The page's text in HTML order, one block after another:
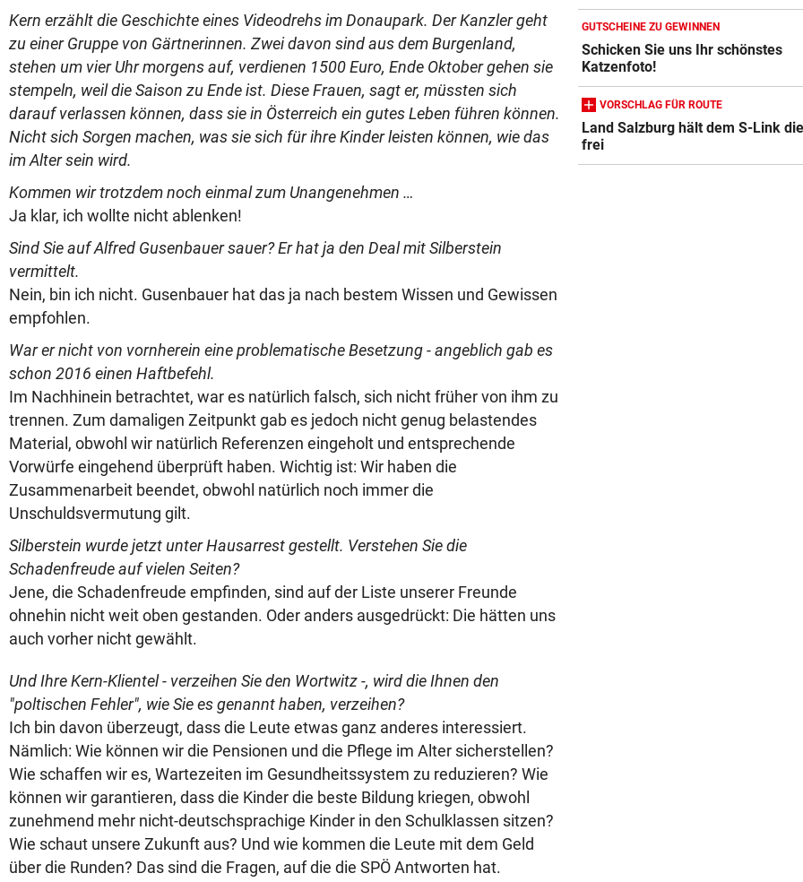
Kern erzählt die Geschichte eines Videodrehs im Donaupark. Der Kanzler geht
zu einer Gruppe von Gärtnerinnen. Zwei davon sind aus dem Burgenland,
stehen um vier Uhr morgens auf, verdienen 1500 Euro, Ende Oktober gehen sie
stempeln, weil die Saison zu Ende ist. Diese Frauen, sagt er, müssten sich
darauf verlassen können, dass sie in Österreich ein gutes Leben führen können.
Nicht sich Sorgen machen, was sie sich für ihre Kinder leisten können, wie das
im Alter sein wird.
Kommen wir trotzdem noch einmal zum Unangenehmen …
Ja klar, ich wollte nicht ablenken!
Sind Sie auf Alfred Gusenbauer sauer? Er hat ja den Deal mit Silberstein
vermittelt.
Nein, bin ich nicht. Gusenbauer hat das ja nach bestem Wissen und Gewissen
empfohlen.
War er nicht von vornherein eine problematische Besetzung - angeblich gab es
schon 2016 einen Haftbefehl.
Im Nachhinein betrachtet, war es natürlich falsch, sich nicht früher von ihm zu
trennen. Zum damaligen Zeitpunkt gab es jedoch nicht genug belastendes
Material, obwohl wir natürlich Referenzen eingeholt und entsprechende
Vorwürfe eingehend überprüft haben. Wichtig ist: Wir haben die
Zusammenarbeit beendet, obwohl natürlich noch immer die
Unschuldsvermutung gilt.
Silberstein wurde jetzt unter Hausarrest gestellt. Verstehen Sie die
Schadenfreude auf vielen Seiten?
Jene, die Schadenfreude empfinden, sind auf der Liste unserer Freunde
ohnehin nicht weit oben gestanden. Oder anders ausgedrückt: Die hätten uns
auch vorher nicht gewählt.
Und Ihre Kern-Klientel - verzeihen Sie den Wortwitz -, wird die Ihnen den
"poltischen Fehler", wie Sie es genannt haben, verzeihen?
Ich bin davon überzeugt, dass die Leute etwas ganz anderes interessiert.
Nämlich: Wie können wir die Pensionen und die Pflege im Alter sicherstellen?
Wie schaffen wir es, Wartezeiten im Gesundheitssystem zu reduzieren? Wie
können wir garantieren, dass die Kinder die beste Bildung kriegen, obwohl
zunehmend mehr nicht-deutschsprachige Kinder in den Schulklassen sitzen?
Wie schaut unsere Zukunft aus? Und wie kommen die Leute mit dem Geld
über die Runden? Das sind die Fragen, auf die die SPÖ Antworten hat.
GUTSCHEINE ZU GEWINNEN
Schicken Sie uns Ihr schönstes
Katzenfoto!
VORSCHLAG FÜR ROUTE
Land Salzburg hält dem S-Link
frei